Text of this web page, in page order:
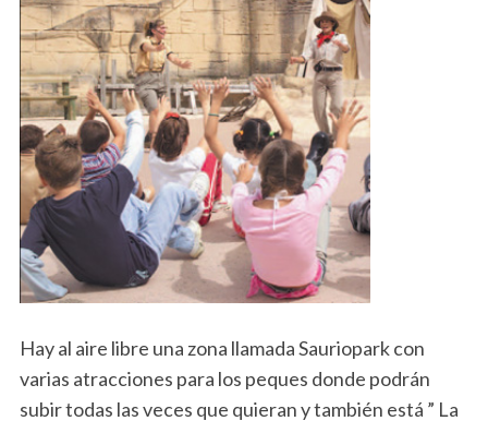
Hay al aire libre una zona llamada Sauriopark con
varias atracciones para los peques donde podrán
subir todas las veces que quieran y también está ” La
S
a
c
h